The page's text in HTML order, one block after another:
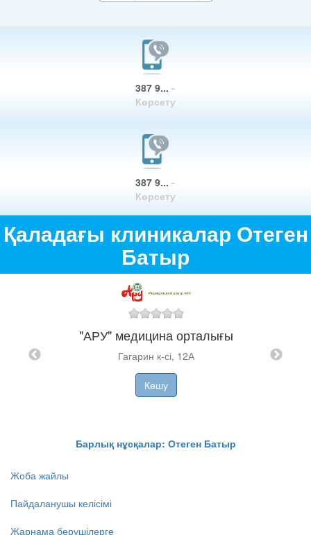
387 9...-
Көрсету
387 9...-
Көрсету
Қаладағы клиникалар Отеген
Батыр
"АРУ" медицина орталығы
Гагарин к-сі, 12А
Көшу
Барлық нұсқалар: Отеген Батыр
Жоба жайлы
Пайдаланушы келісімі
Жарнама берушілерге